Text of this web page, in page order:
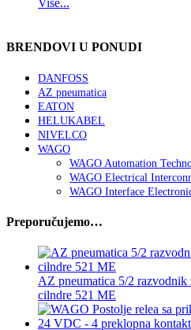
Više...
BRENDOVI U PONUDI
DANFOSS
AZ pneumatica
EATON
HELUKABEL
NIVELCO
WAGO
WAGO Automation
WAGO Electrical
WAGO Interface
Preporučujemo…
AZ pneumatica 5/2 razvodnik
cilndre 521 ME